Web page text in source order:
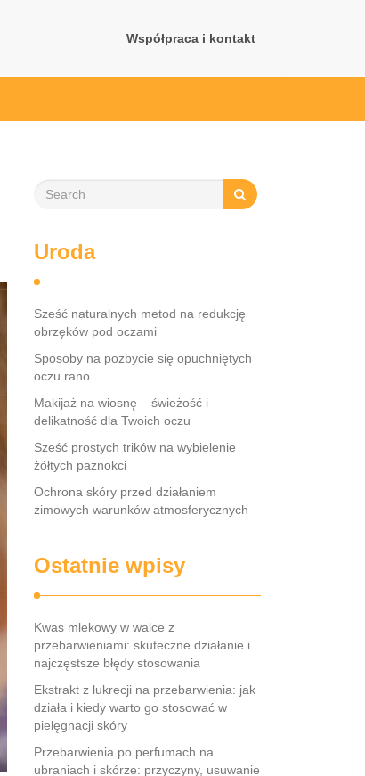
Współpraca i kontakt
Uroda
Sześć naturalnych metod na redukcję
obrzęków pod oczami
Sposoby na pozbycie się opuchniętych
oczu rano
Makijaż na wiosnę – świeżość i
delikatność dla Twoich oczu
Sześć prostych trików na wybielenie
żółtych paznokci
Ochrona skóry przed działaniem
zimowych warunków atmosferycznych
Ostatnie wpisy
Kwas mlekowy w walce z
przebarwieniami: skuteczne działanie i
najczęstsze błędy stosowania
Ekstrakt z lukrecji na przebarwienia: jak
działa i kiedy warto go stosować w
pielęgnacji skóry
Przebarwienia po perfumach na
ubraniach i skórze: przyczyny, usuwanie